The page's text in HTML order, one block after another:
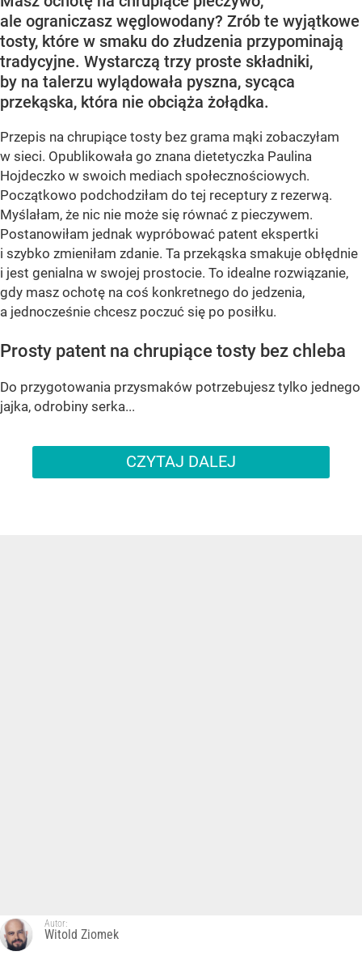
ale ograniczasz węglowodany? Zrób te wyjątkowe
tosty, które w smaku do złudzenia przypominają
tradycyjne. Wystarczą trzy proste składniki,
by na talerzu wylądowała pyszna, sycąca
przekąska, która nie obciąża żołądka.
Przepis na chrupiące tosty bez grama mąki zobaczyłam
w sieci. Opublikowała go znana dietetyczka Paulina
Hojdeczko w swoich mediach społecznościowych.
Początkowo podchodziłam do tej receptury z rezerwą.
Myślałam, że nic nie może się równać z pieczywem.
Postanowiłam jednak wypróbować patent ekspertki
i szybko zmieniłam zdanie. Ta przekąska smakuje obłędnie
i jest genialna w swojej prostocie. To idealne rozwiązanie,
gdy masz ochotę na coś konkretnego do jedzenia,
a jednocześnie chcesz poczuć się po posiłku.
Prosty patent na chrupiące tosty bez chleba
Do przygotowania przysmaków potrzebujesz tylko jednego
jajka, odrobiny serka...
CZYTAJ DALEJ
Autor:
Witold Ziomek